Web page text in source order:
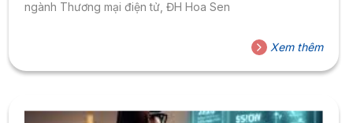
ngành Thương mại điện tử, ĐH Hoa Sen
Xem thêm